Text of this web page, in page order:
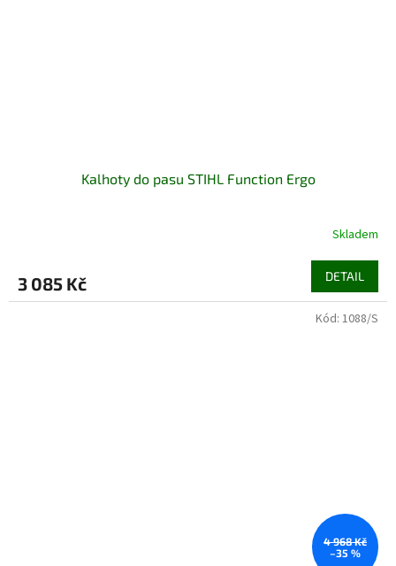
Kalhoty do pasu STIHL Function Ergo
Skladem
3 085 Kč DETAIL
4 968 Kč
–35 %
Kód: 1088/S